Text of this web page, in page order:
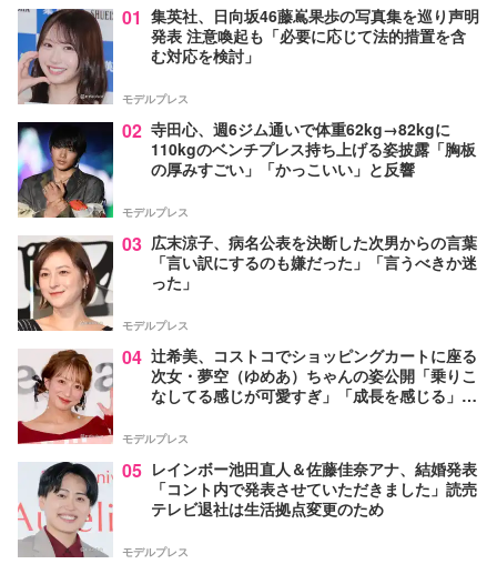
01 集英社、日向坂46藤嶌果歩の写真集を巡り声明
発表 注意喚起も「必要に応じて法的措置を含
む対応を検討」
モデルプレス
02 寺田心、週6ジム通いで体重62kg→82kgに
110kgのベンチプレス持ち上げる姿披露「胸板
の厚みすごい」「かっこいい」と反響
モデルプレス
03 広末涼子、病名公表を決断した次男からの言葉
「言い訳にするのも嫌だった」「言うべきか迷
った」
モデルプレス
04 辻希美、コストコでショッピングカートに座る
次女・夢空（ゆめあ）ちゃんの姿公開「乗りこ
なしてる感じが可愛すぎ」「成長を感じる」の
モデルプレス
05 レインボー池田直人＆佐藤佳奈アナ、結婚発表
「コント内で発表させていただきました」読売
テレビ退社は生活拠点変更のため
モデルプレス